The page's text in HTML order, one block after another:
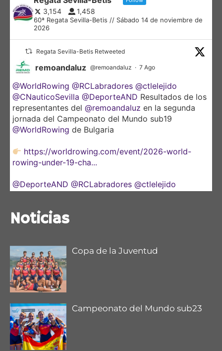
3,154 1,458
60ª Regata Sevilla-Betis // Sábado 14 de noviembre de
2026
Regata Sevilla-Betis Retweeted
remoandaluz @remoandaluz · 7 Ago
@WorldRowing @RCLabradores @ctlelejido
@CNauticoSevilla @DeporteAND Resultados de los
representantes del @remoandaluz en la segunda
jornada del Campeonato del Mundo sub19
@WorldRowing de Bulgaria
https://worldrowing.com/event/2026-world-
rowing-under-19-cha...
@DeporteAND @RCLabradores @ctlelejido
Noticias
Copa de la Juventud
Campeonato del Mundo sub23